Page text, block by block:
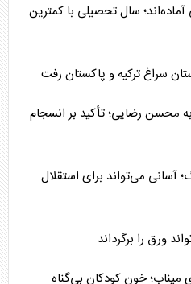
سال تحصیلی با کمترین
سراغ ترکیه و پاکستان رفت
محسن رضایی؛ تأکید بر انسجام
آسانی می‌تواند برای استقلال
ورق را برگرداند
میناب؛ خون کودکان بی‌گناه